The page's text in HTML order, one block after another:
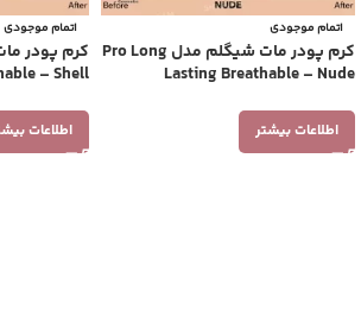
اتمام موجودی
کرم پودر مات شیگلم مدل Pro Long
Lasting Breathable – Nude
اطلاعات بیشتر
اتمام موجودی
– Shell
اطلاعات